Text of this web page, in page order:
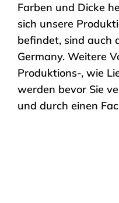
Farben und Dicke
sich unsere
befindet, sind auch
Germany. Weitere
Produktions-, wie
werden bevor Sie
und durch einen